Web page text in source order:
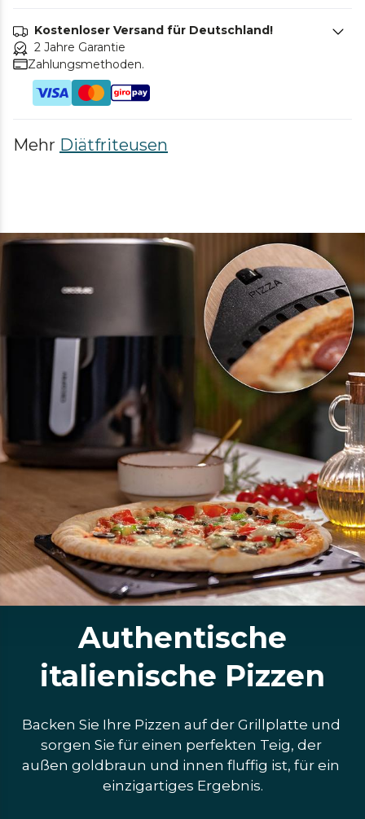
Kostenloser Versand für Deutschland!
2 Jahre Garantie
Zahlungsmethoden.
Mehr Diätfriteusen
Authentische
italienische Pizzen
Backen Sie Ihre Pizzen auf der Grillplatte und
sorgen Sie für einen perfekten Teig, der
außen goldbraun und innen fluffig ist, für ein
einzigartiges Ergebnis.